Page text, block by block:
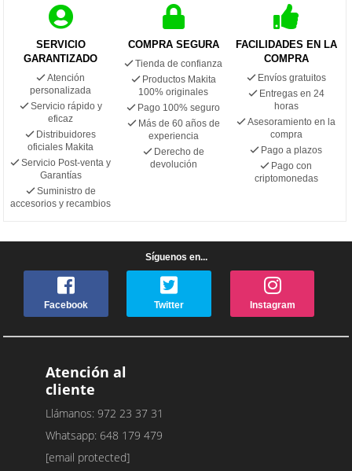
SERVICIO
GARANTIZADO
Atención
personalizada
Servicio rápido y
eficaz
Distribuidores
oficiales Makita
Servicio Post-venta y
Garantías
Suministro de
accesorios y recambios
COMPRA SEGURA
Tienda de confianza
Productos Makita
100% originales
Pago 100% seguro
Más de 60 años de
experiencia
Derecho de
devolución
FACILIDADES EN LA
COMPRA
Envíos gratuitos
Entregas en 24
horas
Asesoramiento en la
compra
Pago a plazos
Pago con
criptomonedas
Síguenos en...
Facebook Twitter Instagram
Atención al
cliente
Llámanos: 972 23 37 31
Whatsapp: 648 179 479
[email protected]